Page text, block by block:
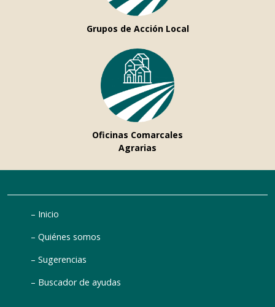
Grupos de Acción Local
Oficinas Comarcales
Agrarias
Inicio
Quiénes somos
Sugerencias
Buscador de ayudas